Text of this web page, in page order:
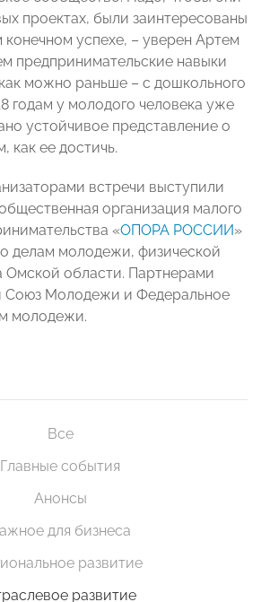
проектах, были заинтересованы
успехе, – уверен Артем
предпринимательские навыки
можно раньше – с дошкольного
годам у молодого человека уже
устойчивое представление о
как ее достичь.
встречи выступили
организация малого
«ОПОРА РОССИИ»
делам молодежи, физической
Омской области. Партнерами
Союз Молодежи и Федеральное
молодежи.
Все
Главные события
Анонсы
для бизнеса
развитие
развитие